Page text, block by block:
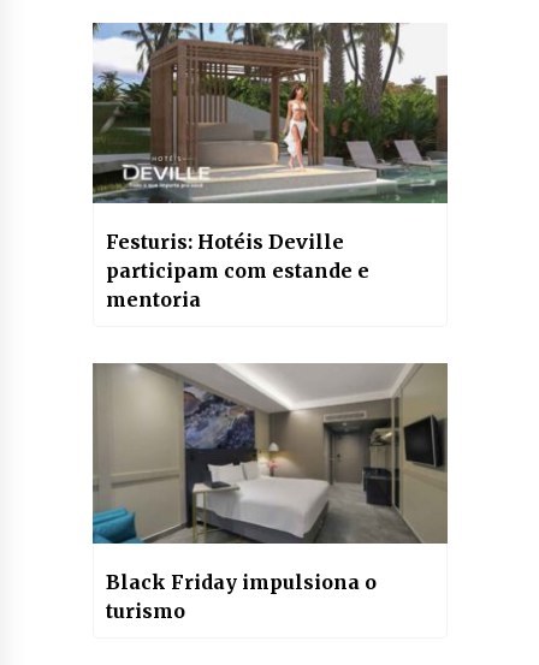
Festuris: Hotéis Deville
participam com estande e
mentoria
Black Friday impulsiona o
turismo